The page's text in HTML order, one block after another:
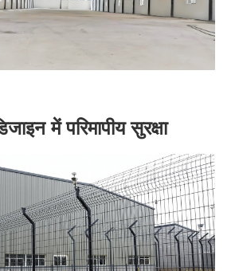
में परिमापीय सुरक्षा